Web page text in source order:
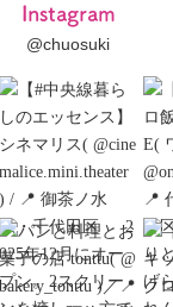
Instagram
@chuosuki